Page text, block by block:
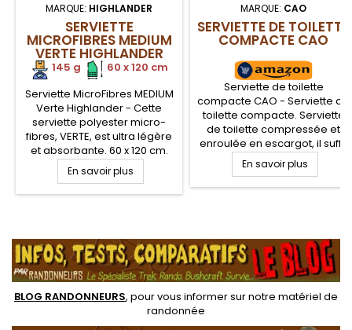
MARQUE: HIGHLANDER
SERVIETTE
MICROFIBRES MEDIUM
VERTE HIGHLANDER
145 g
60 x 120 cm
Serviette MicroFibres MEDIUM
Verte Highlander - Cette
serviette polyester micro-
fibres, VERTE, est ultra légère
et absorbante. 60 x 120 cm.
Absorbe cinq fois son poids
en eau. Douce au toucher.
Serviette micro-fibres pour la
sportives
En savoir plus
MARQUE: CAO
SERVIETTE DE TOILETTE
COMPACTE CAO
Serviette de toilette
compacte CAO - Serviette de
toilette compacte. Serviette
de toilette compressée et
enroulée en escargot, il suffit
de tirer dessus pour la sortir.
Peut servir de chiffonnette
également. Article hygiène
En savoir plus
BLOG RANDONNEURS, pour vous informer sur notre matériel de
randonnée